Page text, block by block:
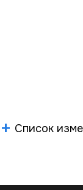
Список